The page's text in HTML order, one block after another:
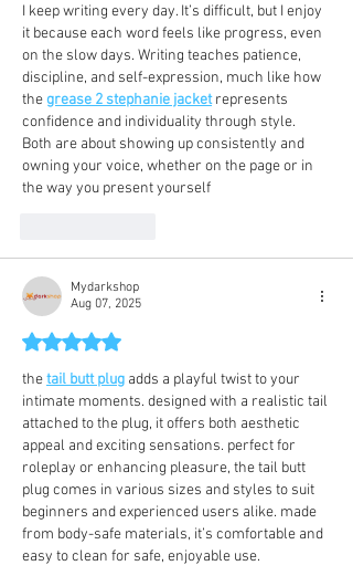
I keep writing every day. It’s difficult, but I enjoy
it because each word feels like progress, even
on the slow days. Writing teaches patience,
discipline, and self-expression, much like how
the grease 2 stephanie jacket represents
confidence and individuality through style.
Both are about showing up consistently and
owning your voice, whether on the page or in
the way you present yourself
Mydarkshop
Aug 07, 2025
Rated 5 out of 5 stars.
the tail butt plug adds a playful twist to your
intimate moments. designed with a realistic tail
attached to the plug, it offers both aesthetic
appeal and exciting sensations. perfect for
roleplay or enhancing pleasure, the tail butt
plug comes in various sizes and styles to suit
beginners and experienced users alike. made
from body-safe materials, it’s comfortable and
easy to clean for safe, enjoyable use.